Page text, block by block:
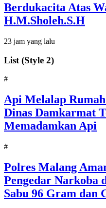
Berdukacita Atas
H.M.Sholeh.S.H
23 jam yang lalu
List (Style 2)
#
Api Melalap
Dinas Damkarmat
Memadamkan Api
#
Polres Malang
Pengedar Narkoba
Sabu 96 Gram dan